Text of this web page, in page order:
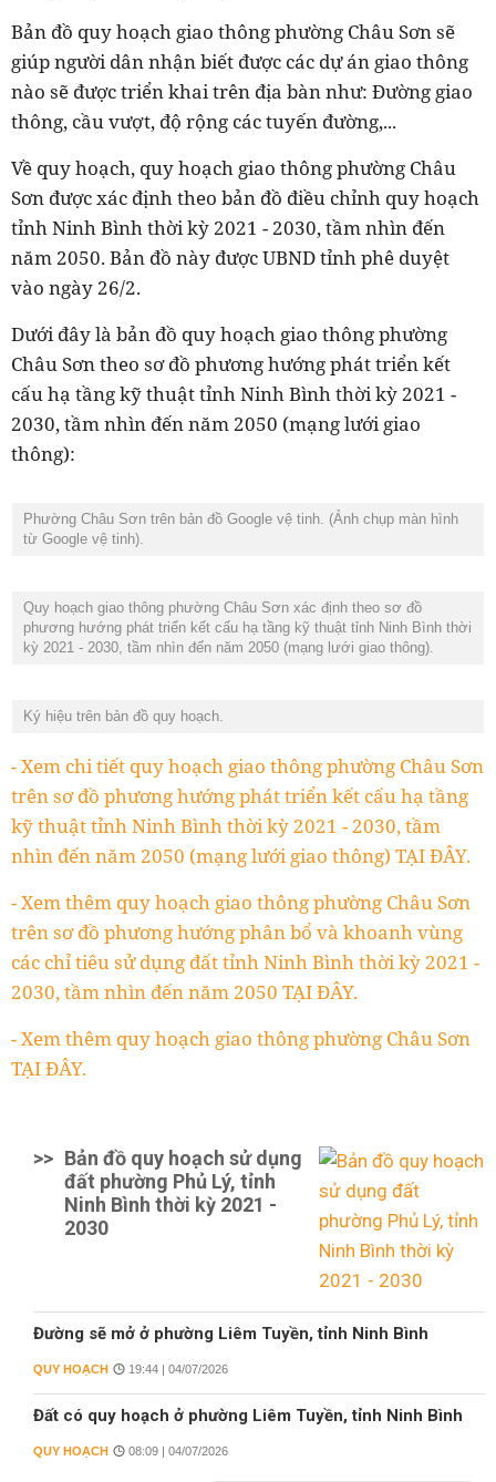
Bản đồ quy hoạch giao thông phường Châu Sơn sẽ
giúp người dân nhận biết được các dự án giao thông
nào sẽ được triển khai trên địa bàn như: Đường giao
thông, cầu vượt, độ rộng các tuyến đường,...
Về quy hoạch, quy hoạch giao thông phường Châu
Sơn được xác định theo bản đồ điều chỉnh quy hoạch
tỉnh Ninh Bình thời kỳ 2021 - 2030, tầm nhìn đến
năm 2050. Bản đồ này được UBND tỉnh phê duyệt
vào ngày 26/2.
Dưới đây là bản đồ quy hoạch giao thông phường
Châu Sơn theo sơ đồ phương hướng phát triển kết
cấu hạ tầng kỹ thuật tỉnh Ninh Bình thời kỳ 2021 -
2030, tầm nhìn đến năm 2050 (mạng lưới giao
thông):
Phường Châu Sơn trên bản đồ Google vệ tinh. (Ảnh chụp màn hình
từ Google vệ tinh).
Quy hoạch giao thông phường Châu Sơn xác định theo sơ đồ
phương hướng phát triển kết cấu hạ tầng kỹ thuật tỉnh Ninh Bình thời
kỳ 2021 - 2030, tầm nhìn đến năm 2050 (mạng lưới giao thông).
Ký hiệu trên bản đồ quy hoạch.
- Xem chi tiết quy hoạch giao thông phường Châu Sơn
trên sơ đồ phương hướng phát triển kết cấu hạ tầng
kỹ thuật tỉnh Ninh Bình thời kỳ 2021 - 2030, tầm
nhìn đến năm 2050 (mạng lưới giao thông) TẠI ĐÂY.
- Xem thêm quy hoạch giao thông phường Châu Sơn
trên sơ đồ phương hướng phân bổ và khoanh vùng
các chỉ tiêu sử dụng đất tỉnh Ninh Bình thời kỳ 2021 -
2030, tầm nhìn đến năm 2050 TẠI ĐÂY.
- Xem thêm quy hoạch giao thông phường Châu Sơn
TẠI ĐÂY.
>> Bản đồ quy hoạch sử dụng
đất phường Phủ Lý, tỉnh
Ninh Bình thời kỳ 2021 -
2030
Đường sẽ mở ở phường Liêm Tuyền, tỉnh Ninh Bình
QUY HOẠCH 19:44 | 04/07/2026
Đất có quy hoạch ở phường Liêm Tuyền, tỉnh Ninh Bình
QUY HOẠCH 08:09 | 04/07/2026